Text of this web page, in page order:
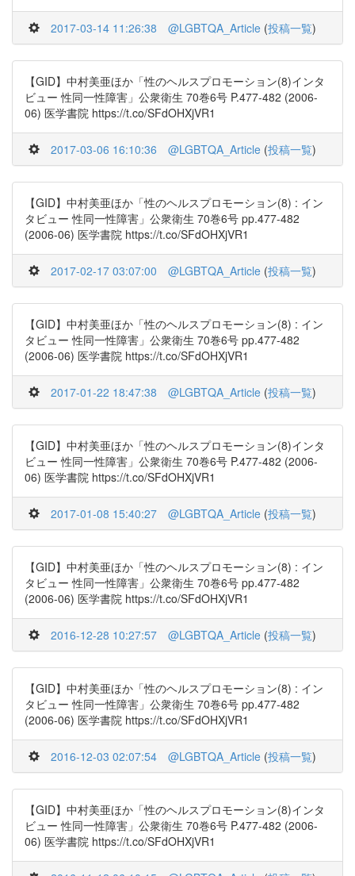
2017-03-14 11:26:38 @LGBTQA_Article (投稿一覧)
【GID】中村美亜ほか「性のヘルスプロモーション(8)インタ
ビュー 性同一性障害」公衆衛生 70巻6号 P.477-482 (2006-
06) 医学書院 https://t.co/SFdOHXjVR1
2017-03-06 16:10:36 @LGBTQA_Article (投稿一覧)
【GID】中村美亜ほか「性のヘルスプロモーション(8) : イン
タビュー 性同一性障害」公衆衛生 70巻6号 pp.477-482
(2006-06) 医学書院 https://t.co/SFdOHXjVR1
2017-02-17 03:07:00 @LGBTQA_Article (投稿一覧)
【GID】中村美亜ほか「性のヘルスプロモーション(8) : イン
タビュー 性同一性障害」公衆衛生 70巻6号 pp.477-482
(2006-06) 医学書院 https://t.co/SFdOHXjVR1
2017-01-22 18:47:38 @LGBTQA_Article (投稿一覧)
【GID】中村美亜ほか「性のヘルスプロモーション(8)インタ
ビュー 性同一性障害」公衆衛生 70巻6号 P.477-482 (2006-
06) 医学書院 https://t.co/SFdOHXjVR1
2017-01-08 15:40:27 @LGBTQA_Article (投稿一覧)
【GID】中村美亜ほか「性のヘルスプロモーション(8) : イン
タビュー 性同一性障害」公衆衛生 70巻6号 pp.477-482
(2006-06) 医学書院 https://t.co/SFdOHXjVR1
2016-12-28 10:27:57 @LGBTQA_Article (投稿一覧)
【GID】中村美亜ほか「性のヘルスプロモーション(8) : イン
タビュー 性同一性障害」公衆衛生 70巻6号 pp.477-482
(2006-06) 医学書院 https://t.co/SFdOHXjVR1
2016-12-03 02:07:54 @LGBTQA_Article (投稿一覧)
【GID】中村美亜ほか「性のヘルスプロモーション(8)インタ
ビュー 性同一性障害」公衆衛生 70巻6号 P.477-482 (2006-
06) 医学書院 https://t.co/SFdOHXjVR1